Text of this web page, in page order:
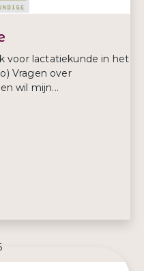
voor lactatiekunde in het
Vragen over
wil mijn...